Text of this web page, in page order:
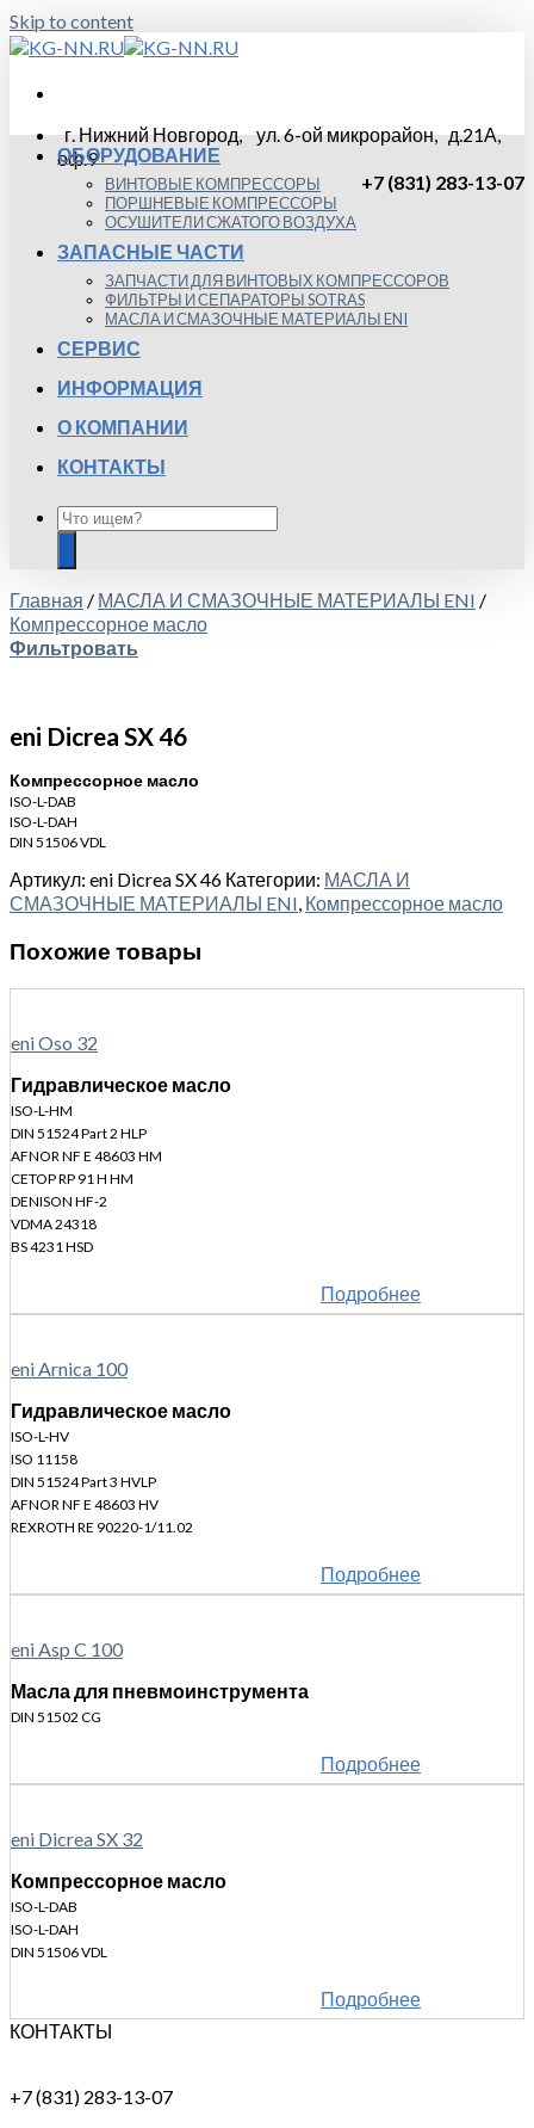
Skip to content
г. Нижний Новгород, ул. 6-ой микрорайон, д.21А,
оф.9
+7 (831) 283-13-07
ОБОРУДОВАНИЕ
ВИНТОВЫЕ КОМПРЕССОРЫ
ПОРШНЕВЫЕ КОМПРЕССОРЫ
ОСУШИТЕЛИ СЖАТОГО ВОЗДУХА
ЗАПАСНЫЕ ЧАСТИ
ЗАПЧАСТИ ДЛЯ ВИНТОВЫХ КОМПРЕССОРОВ
ФИЛЬТРЫ И СЕПАРАТОРЫ SOTRAS
МАСЛА И СМАЗОЧНЫЕ МАТЕРИАЛЫ ENI
СЕРВИС
ИНФОРМАЦИЯ
О КОМПАНИИ
КОНТАКТЫ
Главная / МАСЛА И СМАЗОЧНЫЕ МАТЕРИАЛЫ ENI /
Компрессорное масло
Фильтровать
eni Dicrea SX 46
Компрессорное масло
ISO-L-DAB
ISO-L-DAH
DIN 51506 VDL
Артикул: eni Dicrea SX 46 Категории: МАСЛА И
СМАЗОЧНЫЕ МАТЕРИАЛЫ ENI, Компрессорное масло
Похожие товары
eni Oso 32
Гидравлическое масло
ISO-L-HM
DIN 51524 Part 2 HLP
AFNOR NF E 48603 HM
CETOP RP 91 H HM
DENISON HF-2
VDMA 24318
BS 4231 HSD
Подробнее
eni Arnica 100
Гидравлическое масло
ISO-L-HV
ISO 11158
DIN 51524 Part 3 HVLP
AFNOR NF E 48603 HV
REXROTH RE 90220-1/11.02
Подробнее
eni Asp C 100
Масла для пневмоинструмента
DIN 51502 CG
Подробнее
eni Dicrea SX 32
Компрессорное масло
ISO-L-DAB
ISO-L-DAH
DIN 51506 VDL
Подробнее
КОНТАКТЫ
+7 (831) 283-13-07